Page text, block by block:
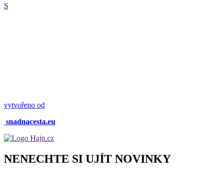
S
vytvořeno od
snadnacesta.eu
NENECHTE SI UJÍT NOVINKY